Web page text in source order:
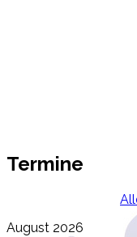
Termine
August 2026